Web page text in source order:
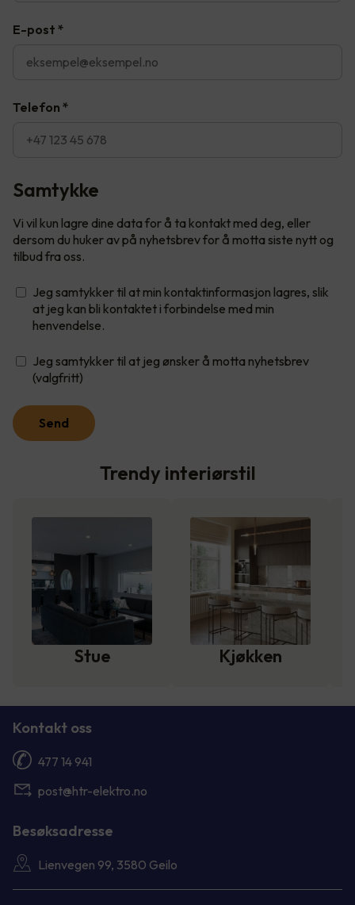
E-post *
Telefon *
Samtykke
Vi vil kun lagre dine data for å ta kontakt med deg, eller
dersom du huker av på nyhetsbrev for å motta siste nytt og
tilbud fra oss.
Jeg samtykker til at min kontaktinformasjon lagres, slik
at jeg kan bli kontaktet i forbindelse med min
henvendelse.
Jeg samtykker til at jeg ønsker å motta nyhetsbrev
(valgfritt)
Send
Trendy interiørstil
Stue Kjøkken
Kontakt oss
477 14 941
post@htr-elektro.no
Besøksadresse
Lienvegen 99, 3580 Geilo